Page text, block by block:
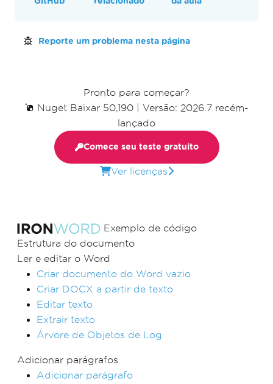
Exemplo de código
Estrutura do documento
Ler e editar o Word
Criar documento do Word vazio
Criar DOCX a partir de texto
Editar texto
Extrair texto
Árvore de Objetos de Log
Adicionar parágrafos
Adicionar parágrafo
Reporte um problema nesta página
Pronto para começar?
Nuget Baixar 50,190
Versão: 2026.7 recém-
lançado
Comece seu teste gratuito
Ver licenças